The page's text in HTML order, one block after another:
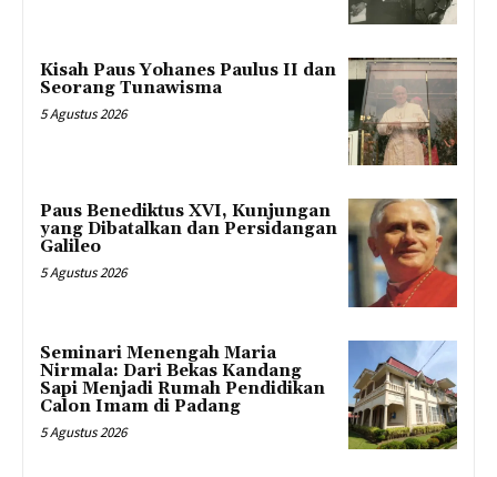
Kisah Paus Yohanes Paulus II dan
Seorang Tunawisma
5 Agustus 2026
Paus Benediktus XVI, Kunjungan
yang Dibatalkan dan Persidangan
Galileo
5 Agustus 2026
Seminari Menengah Maria
Nirmala: Dari Bekas Kandang
Sapi Menjadi Rumah Pendidikan
Calon Imam di Padang
5 Agustus 2026